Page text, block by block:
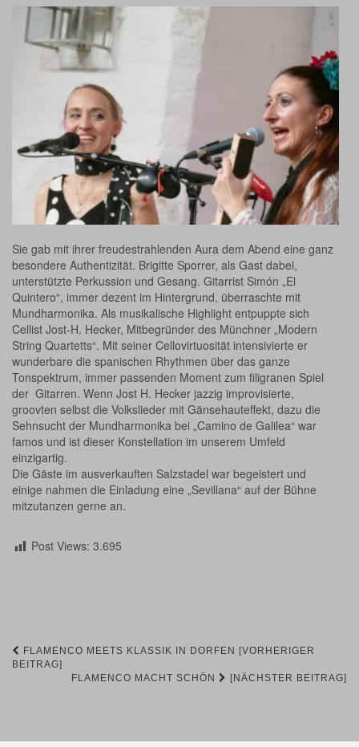
Sie gab mit ihrer freudestrahlenden Aura dem Abend eine ganz
besondere Authentizität. Brigitte Sporrer, als Gast dabei,
unterstützte Perkussion und Gesang. Gitarrist Simón „El
Quintero“, immer dezent im Hintergrund, überraschte mit
Mundharmonika. Als musikalische Highlight entpuppte sich
Cellist Jost-H. Hecker, Mitbegründer des Münchner „Modern
String Quartetts“. Mit seiner Cellovirtuosität intensivierte er
wunderbare die spanischen Rhythmen über das ganze
Tonspektrum, immer passenden Moment zum filigranen Spiel
der Gitarren. Wenn Jost H. Hecker jazzig improvisierte,
groovten selbst die Volkslieder mit Gänsehauteffekt, dazu die
Sehnsucht der Mundharmonika bei „Camino de Galilea“ war
famos und ist dieser Konstellation im unserem Umfeld
einzigartig.
Die Gäste im ausverkauften Salzstadel war begeistert und
einige nahmen die Einladung eine „Sevillana“ auf der Bühne
mitzutanzen gerne an.
Post Views: 3.695
Beitrags-
Navigation
FLAMENCO MEETS KLASSIK IN DORFEN [VORHERIGER
BEITRAG]
FLAMENCO MACHT SCHÖN
[NÄCHSTER BEITRAG]